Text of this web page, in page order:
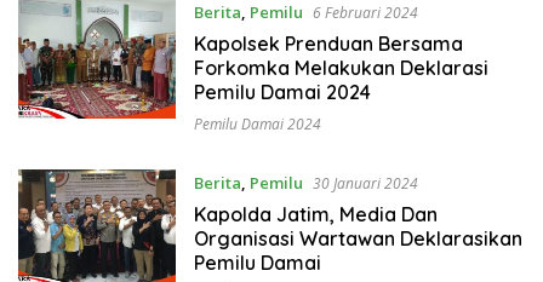
Berita, Pemilu 6 Februari 2024
Kapolsek Prenduan Bersama
Forkomka Melakukan Deklarasi
Pemilu Damai 2024
Pemilu Damai 2024
Berita, Pemilu 30 Januari 2024
Kapolda Jatim, Media Dan
Organisasi Wartawan Deklarasikan
Pemilu Damai